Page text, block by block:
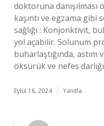
doktoruna
kaşıntı ve egzama
sağlığı : Konjonktivit,
yol açabilir. Solunum
buharlaştığında,
öksürük ve nefes
Eylül 18, 2024 Yanıtla